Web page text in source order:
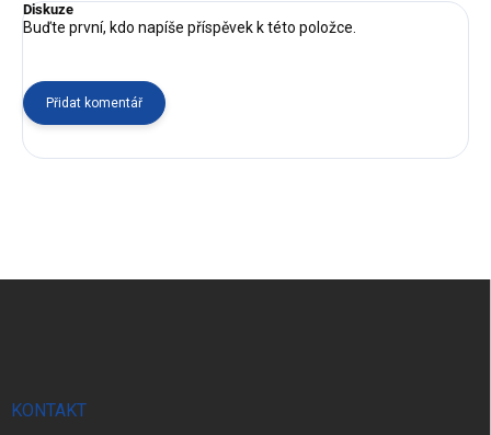
Diskuze
Buďte první, kdo napíše příspěvek k této položce.
Přidat komentář
KONTAKT